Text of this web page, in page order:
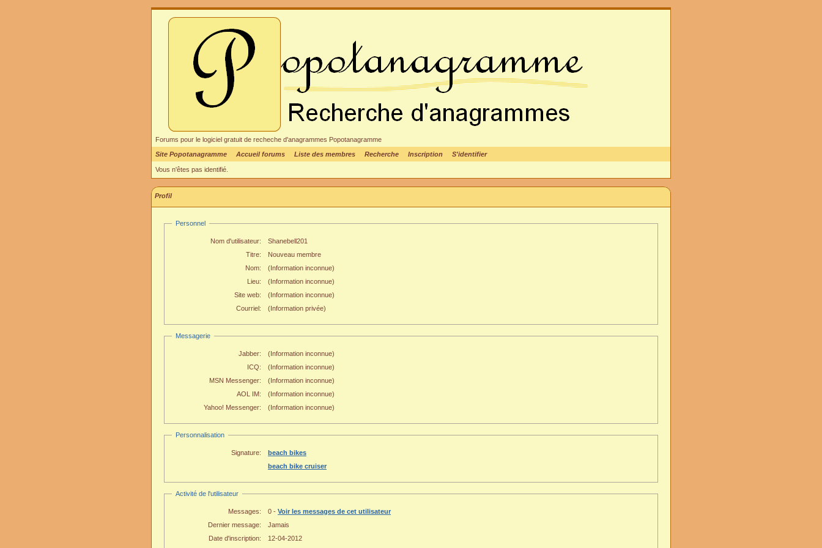
Forums pour le logiciel gratuit de recheche d'anagrammes Popotanagramme
Site Popotanagramme
Accueil forums Liste des membres Recherche Inscription S'identifier
Vous n'êtes pas identifié.
Profil
Personnel
Nom d'utilisateur:
Shanebell201
Titre:
Nouveau membre
Nom:
(Information inconnue)
Lieu:
(Information inconnue)
Site web:
(Information inconnue)
Courriel:
(Information privée)
Messagerie
Jabber:
(Information inconnue)
ICQ:
(Information inconnue)
MSN Messenger:
(Information inconnue)
AOL IM:
(Information inconnue)
Yahoo! Messenger:
(Information inconnue)
Personnalisation
Signature:
beach bikes
beach bike cruiser
Activité de l'utilisateur
Messages: 0 - Voir les messages de cet utilisateur
Dernier message:
Jamais
Date d'inscription:
12-04-2012